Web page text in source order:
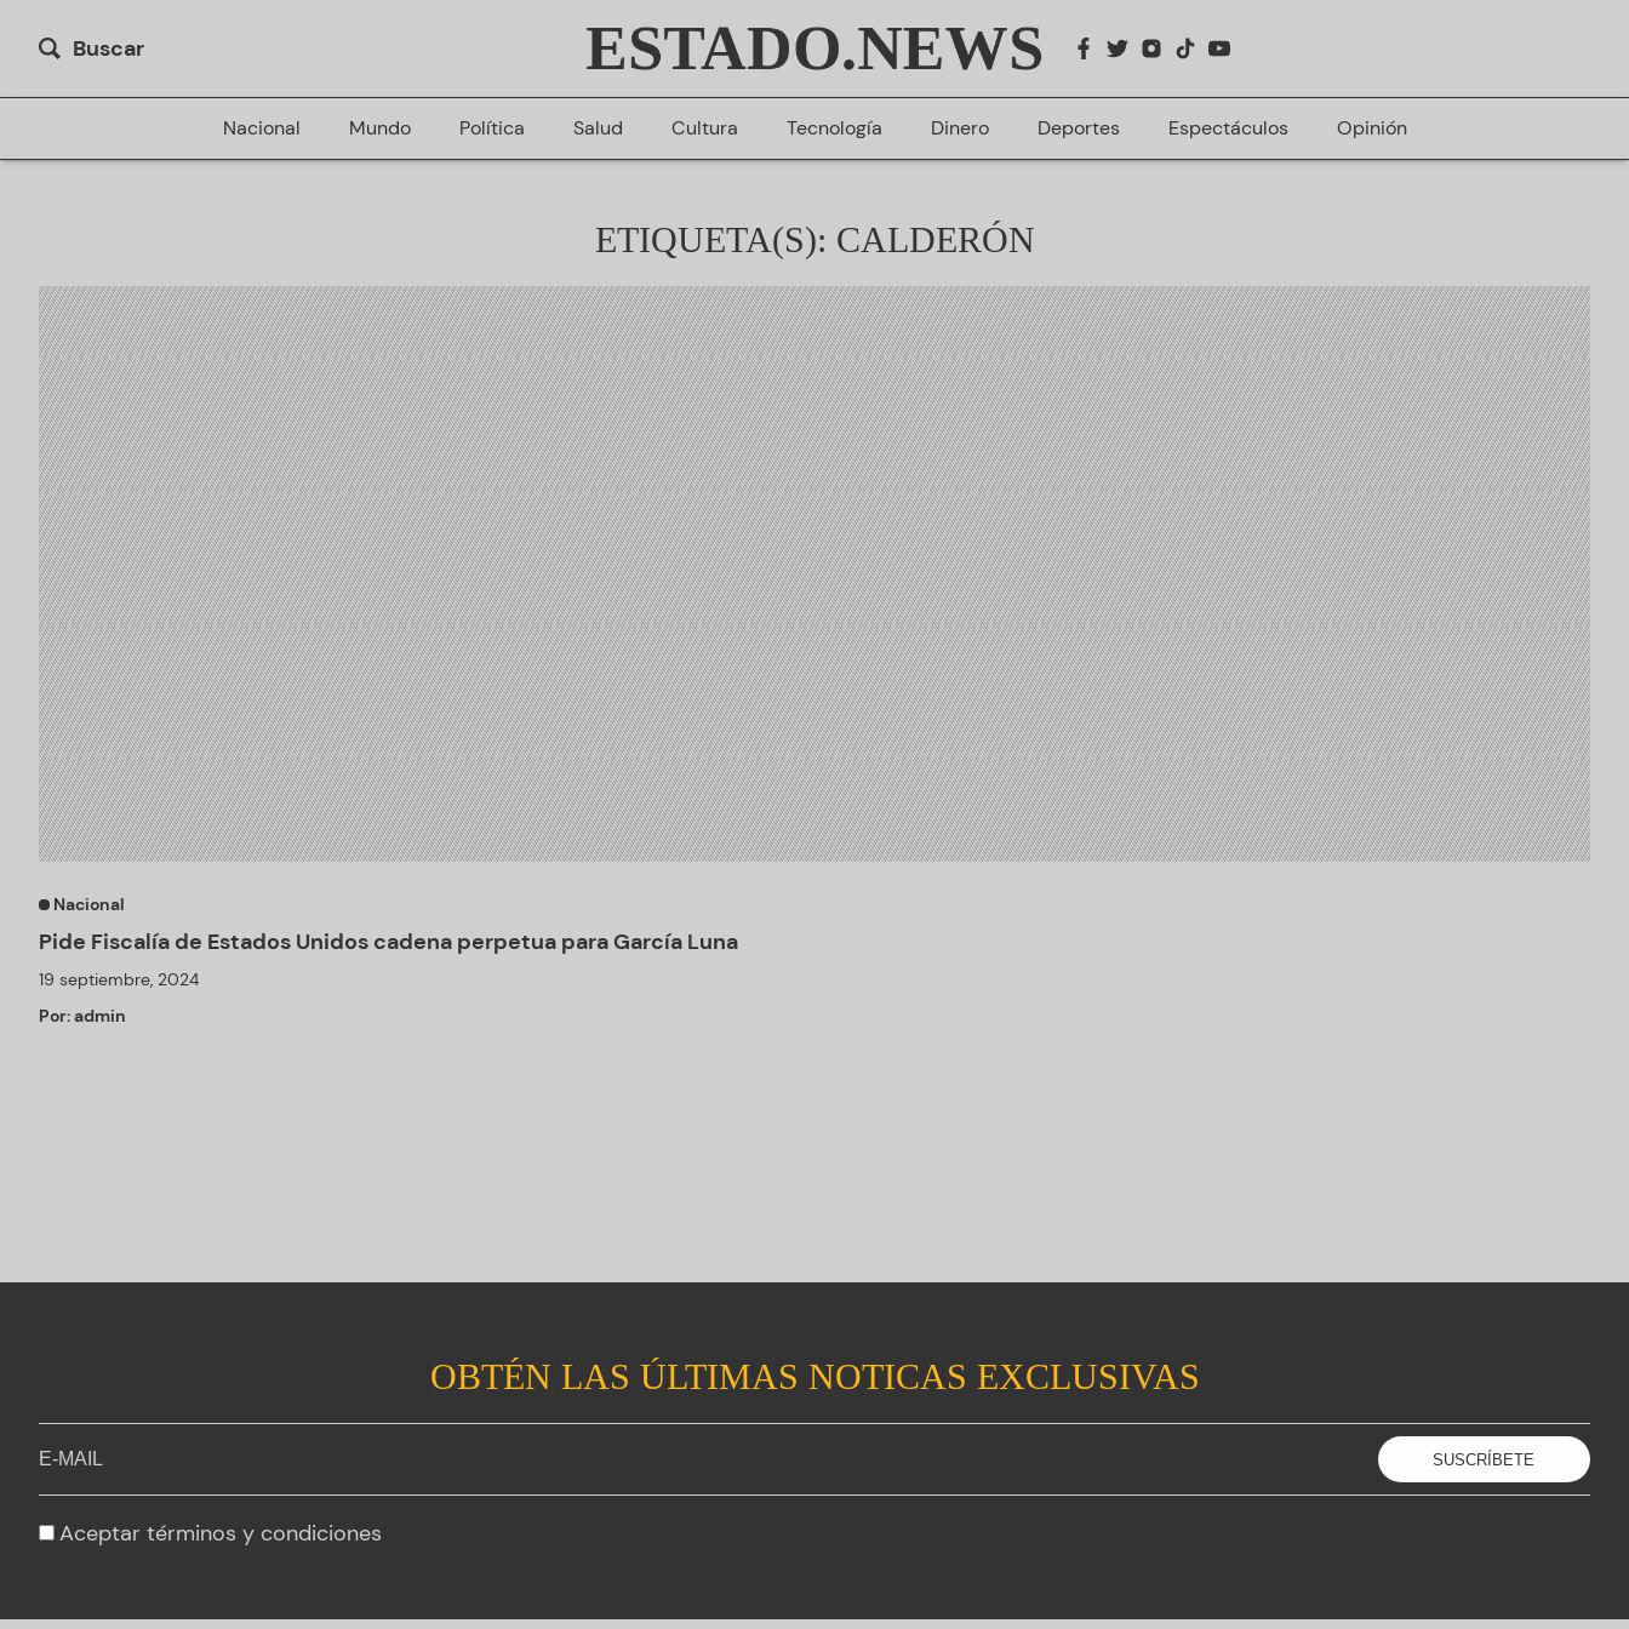
Buscar ESTADO.NEWS
Nacional Mundo Política Salud Cultura Tecnología Dinero Deportes Espectáculos Opinión
ETIQUETA(S): CALDERÓN
Nacional
Pide Fiscalía de Estados Unidos cadena perpetua para García Luna
19 septiembre, 2024
Por:admin
OBTÉN LAS ÚLTIMAS NOTICAS EXCLUSIVAS
Aceptar términos y condiciones